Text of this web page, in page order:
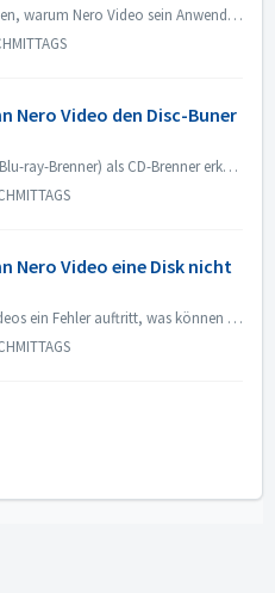
Es kann mehrere Gründe geben, warum Nero Video sein Anwendungsfenster nicht anzeigt. Wenn Nero Video nicht gestartet werden konnte, MediaHome nicht starten ...
Nero Video den Disc-Buner
Wenn Ihr DVD-Brenner (oder Blu-ray-Brenner) als CD-Brenner erkannt wird, lesen Sie bitte diesen Artikel: https://nerosupport.freshdesk.com/en/support/soluti...
Nero Video eine Disk nicht
Wenn beim Brennen eines Videos ein Fehler auftritt, was können Sie tun? Gehen Sie zu C:\Benutzer\[aktueller Benutzer]\AppData\Roaming\Nero\[aktuelle Ner...